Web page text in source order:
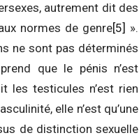
autrement dit des
normes de genre[5] ».
ne sont pas déterminés
que le pénis n’est
les testicules n’est rien
elle n’est qu’une
de distinction sexuelle